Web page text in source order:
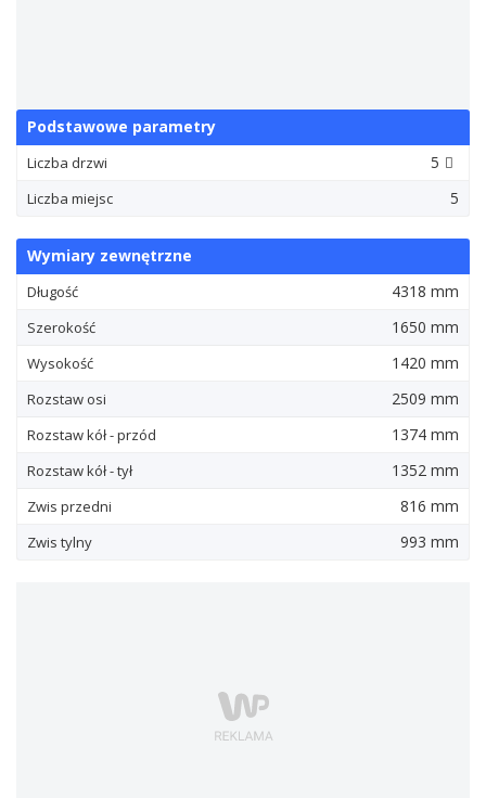
Podstawowe parametry
Liczba drzwi 5
Liczba miejsc 5
Wymiary zewnętrzne
Długość 4318 mm
Szerokość 1650 mm
Wysokość 1420 mm
Rozstaw osi 2509 mm
Rozstaw kół - przód 1374 mm
Rozstaw kół - tył 1352 mm
Zwis przedni 816 mm
Zwis tylny 993 mm